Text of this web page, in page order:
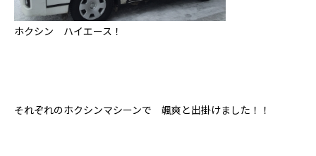
プライバシーポリシー
ホクシン ハイエース！
それぞれのホクシンマシーンで 颯爽と出掛けました！！